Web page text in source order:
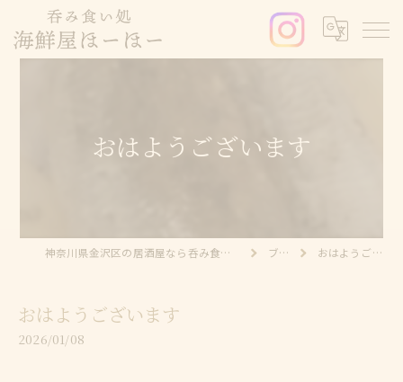
おはようございます
神奈川県金沢区の居酒屋なら呑み食い処 海鮮屋ほーほー ブログ おはようございます
おはようございます
2026/01/08